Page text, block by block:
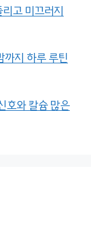
고 미끄러지
까지 하루 루틴
호와 칼슘 많은